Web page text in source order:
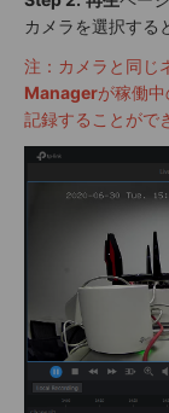
カメラを選択する
注：カメラと同じ
Managerが稼働
記録することがで